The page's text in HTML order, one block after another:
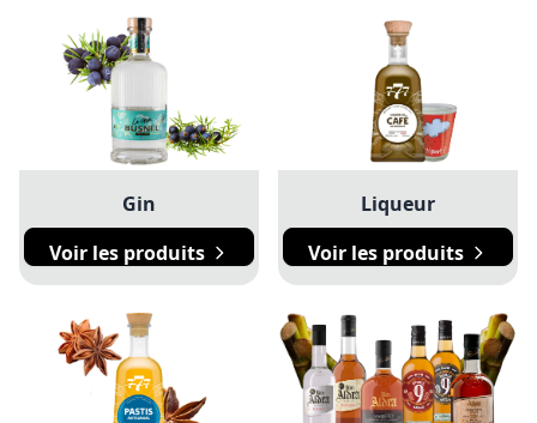
Gin
Voir les produits
Liqueur
Voir les produits